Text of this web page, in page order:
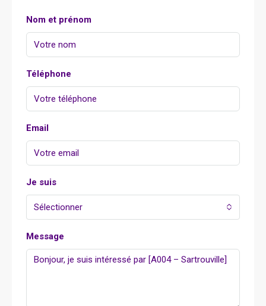
Nom et prénom
Téléphone
Email
Je suis
Sélectionner
Message